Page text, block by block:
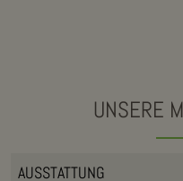
UNSERE
AUSSTATTUNG